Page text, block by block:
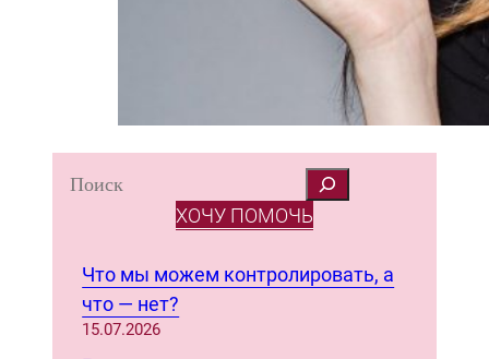
S
ХОЧУ ПОМОЧЬ
Что мы можем контролировать, а
что — нет?
15.07.2026